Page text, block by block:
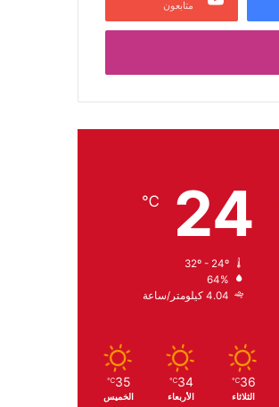
متابعون
24
℃
64%
4.04 كيلومتر/ساعة
36
℃
الثلاثاء
34
℃
الأربعاء
35
℃
الخميس